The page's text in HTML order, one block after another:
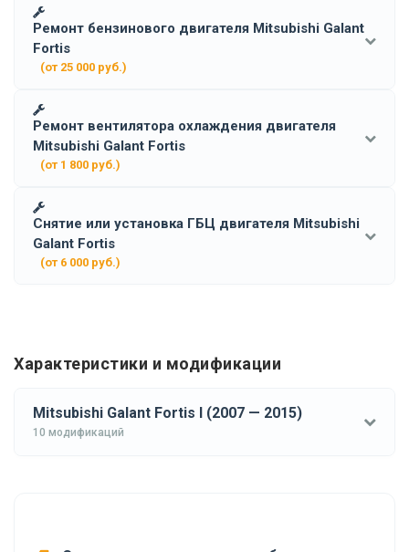
Ремонт бензинового двигателя Mitsubishi Galant
Fortis
(от 25 000 руб.)
Ремонт вентилятора охлаждения двигателя
Mitsubishi Galant Fortis
(от 1 800 руб.)
Снятие или установка ГБЦ двигателя Mitsubishi
Galant Fortis
(от 6 000 руб.)
Характеристики и модификации
Mitsubishi Galant Fortis I (2007 — 2015)
10 модификаций